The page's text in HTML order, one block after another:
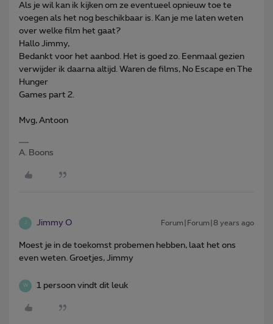
Als je wil kan ik kijken om ze eventueel opnieuw toe te
voegen als het nog beschikbaar is. Kan je me laten weten
over welke film het gaat?
Hallo Jimmy,
Bedankt voor het aanbod. Het is goed zo. Eenmaal gezien
verwijder ik daarna altijd. Waren de films, No Escape en The
Hunger
Games part 2.
Mvg, Antoon
A. Boons
J Jimmy O Forum|Forum|8 years ago
Moest je in de toekomst probemen hebben, laat het ons
even weten. Groetjes, Jimmy
W 1 persoon vindt dit leuk